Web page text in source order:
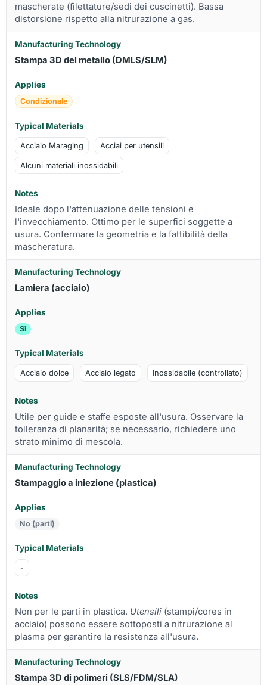
mascherate (filettature/sedi dei cuscinetti). Bassa
distorsione rispetto alla nitrurazione a gas.
Stampa 3D del metallo (DMLS/SLM)
Condizionale
Acciaio Maraging Acciai per utensili
Alcuni materiali inossidabili
Ideale dopo l'attenuazione delle tensioni e
l'invecchiamento. Ottimo per le superfici soggette a
usura. Confermare la geometria e la fattibilità della
mascheratura.
Lamiera (acciaio)
Sì
Acciaio dolce Acciaio legato Inossidabile (controllato)
Utile per guide e staffe esposte all'usura. Osservare la
tolleranza di planarità; se necessario, richiedere uno
strato minimo di mescola.
Stampaggio a iniezione (plastica)
No (parti)
-
Non per le parti in plastica. Utensili (stampi/cores in
acciaio) possono essere sottoposti a nitrurazione al
plasma per garantire la resistenza all'usura.
Stampa 3D di polimeri (SLS/FDM/SLA)